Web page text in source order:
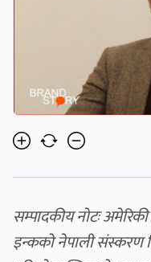
सम्पादकीय नोटः
इन्कको नेपाली संस्करण